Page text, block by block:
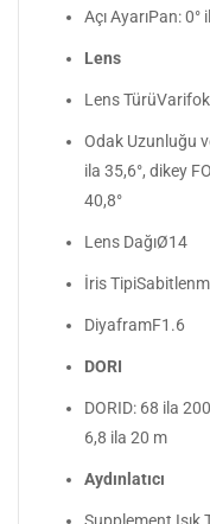
Açı AyarıPan:
Lens
Lens
Odak Uzunluğu
ila 35,6°, dikey
40,8°
Lens DağıØ14
İris
DiyaframF1.6
DORI
DORID: 68 ila
6,8 ila 20 m
Aydınlatıcı
Supplement Işık